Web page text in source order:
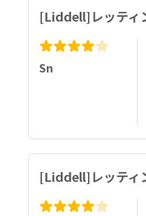
[Liddell]レッティ
Sn
[Liddell]レッティ